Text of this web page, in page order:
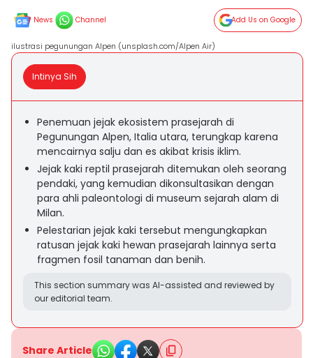
News Channel Add Us on Google
ilustrasi pegunungan Alpen (unsplash.com/Alpen Air)
Intinya Sih
Penemuan jejak ekosistem prasejarah di
Pegunungan Alpen, Italia utara, terungkap karena
mencairnya salju dan es akibat krisis iklim.
Jejak kaki reptil prasejarah ditemukan oleh seorang
pendaki, yang kemudian dikonsultasikan dengan
para ahli paleontologi di museum sejarah alam di
Milan.
Pelestarian jejak kaki tersebut mengungkapkan
ratusan jejak kaki hewan prasejarah lainnya serta
fragmen fosil tanaman dan benih.
This section summary was AI-assisted and reviewed by
our editorial team.
Share Article